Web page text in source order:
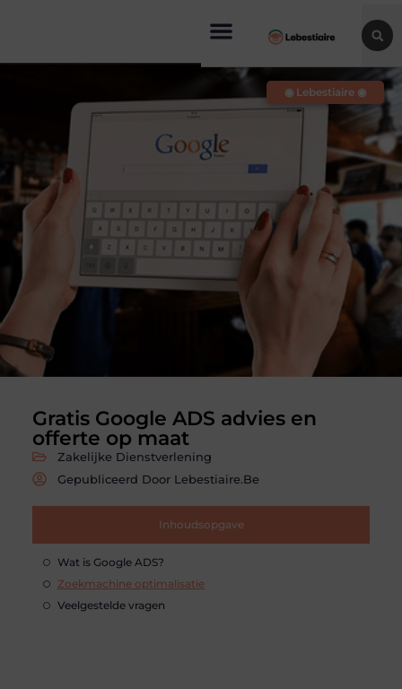
Gratis Google ADS advies en
offerte op maat
Zakelijke Dienstverlening
Gepubliceerd Door Lebestiaire.be
Inhoudsopgave
Wat is Google ADS?
Zoekmachine optimalisatie
Veelgestelde vragen
◉ Lebestiaire ◉